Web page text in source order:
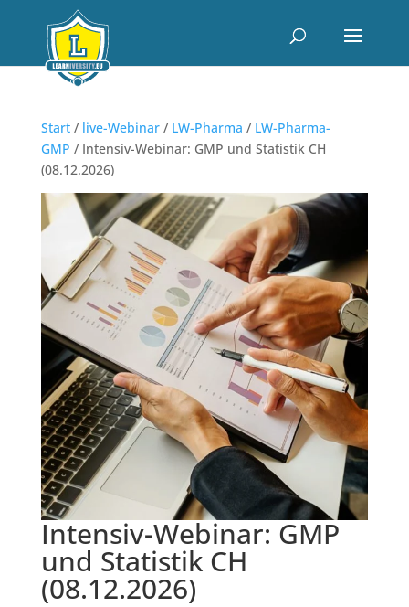
Start/ live-Webinar/ LW-Pharma / LW-Pharma-
GMP / Intensiv-Webinar: GMP und Statistik CH
(08.12.2026)
Intensiv-Webinar: GMP
und Statistik CH
(08.12.2026)